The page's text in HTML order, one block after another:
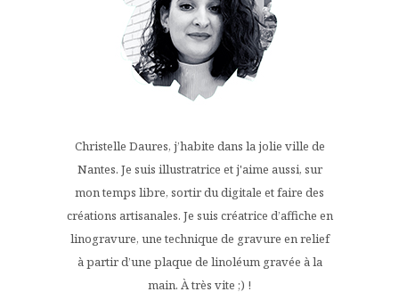
Christelle Daures, j’habite dans la jolie ville de
Nantes. Je suis illustratrice et j'aime aussi, sur
mon temps libre, sortir du digitale et faire des
créations artisanales. Je suis créatrice d’affiche en
linogravure, une technique de gravure en relief
à partir d’une plaque de linoléum gravée à la
main. À très vite ;) !